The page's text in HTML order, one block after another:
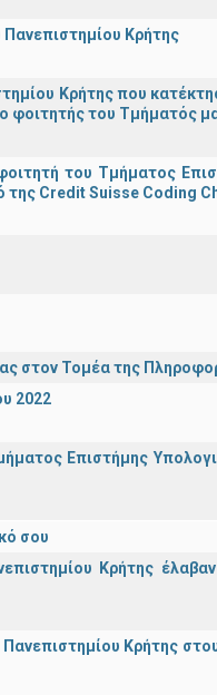
Κρήτης
Κρήτης που
φοιτητής του Τμήματός
του Τμήματος
της Credit Suisse Coding
στον Τομέα της
2022
Επιστήμης
σου
Κρήτης
Κρήτης